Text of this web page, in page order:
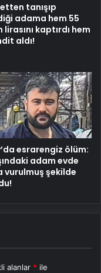
tanışıp
adama hem 55
lirasını kaptırdı hem
aldı!
esrarengiz ölüm:
adam evde
vurulmuş şekilde
alanlar * ile